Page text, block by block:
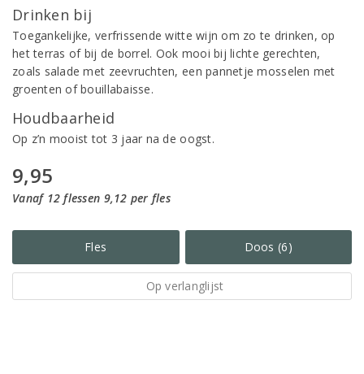
Drinken bij
Toegankelijke, verfrissende witte wijn om zo te drinken, op
het terras of bij de borrel. Ook mooi bij lichte gerechten,
zoals salade met zeevruchten, een pannetje mosselen met
groenten of bouillabaisse.
Houdbaarheid
Op z’n mooist tot 3 jaar na de oogst.
9,95
Vanaf 12 flessen 9,12 per fles
Fles Doos (6)
Op verlanglijst